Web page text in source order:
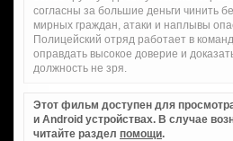
согласны за большие деньги чинить
мирных граждан, атаки и наплывы
Полицейский отряд работает в
оправдать высокое доверие и
должность не зря.
Этот фильм доступен для
и Android устройствах. В случае
читайте раздел помощи.